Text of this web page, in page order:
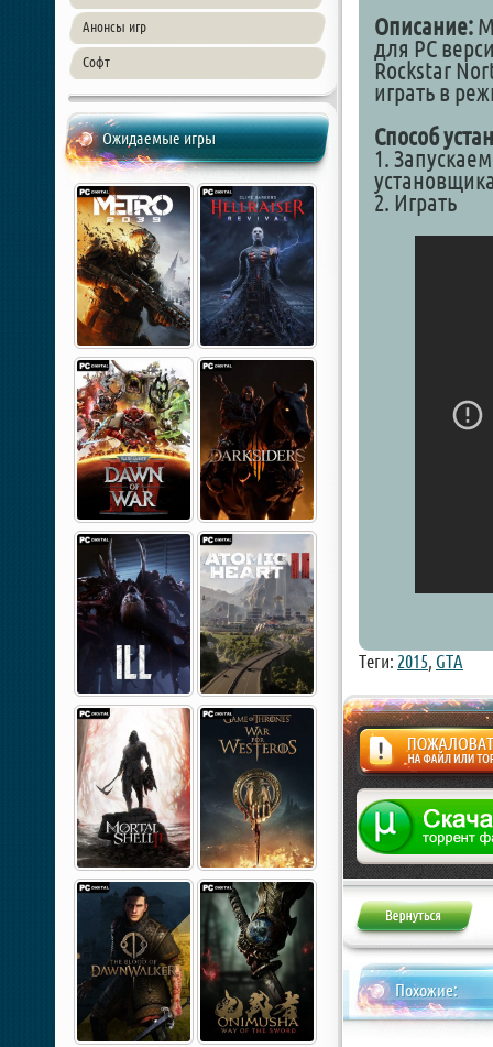
Анонсы игр
Софт
Ожидаемые игры
Описание:
для PC
Rockstar
играть в
Способ
1.
2. Играть
Теги: 2015, GTA
Жалоба
Похожие: